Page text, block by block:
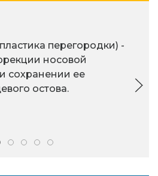
перегородки) -
носовой
сохранении ее
остова.